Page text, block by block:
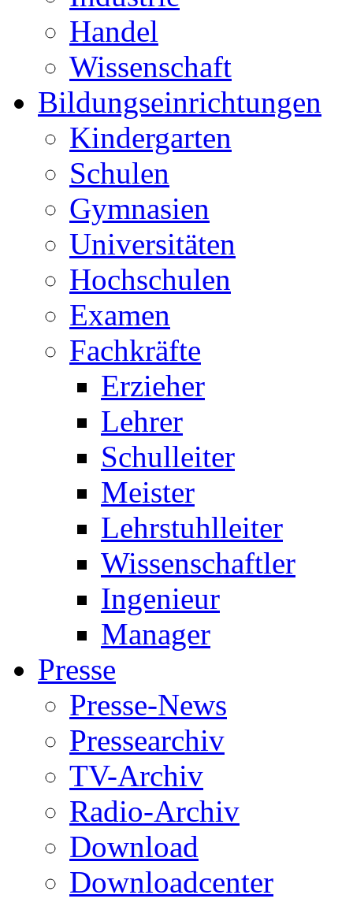
Handel
Wissenschaft
Bildungseinrichtungen
Kindergarten
Schulen
Gymnasien
Universitäten
Hochschulen
Examen
Fachkräfte
Erzieher
Lehrer
Schulleiter
Meister
Lehrstuhlleiter
Wissenschaftler
Ingenieur
Manager
Presse
Presse-News
Pressearchiv
TV-Archiv
Radio-Archiv
Download
Downloadcenter